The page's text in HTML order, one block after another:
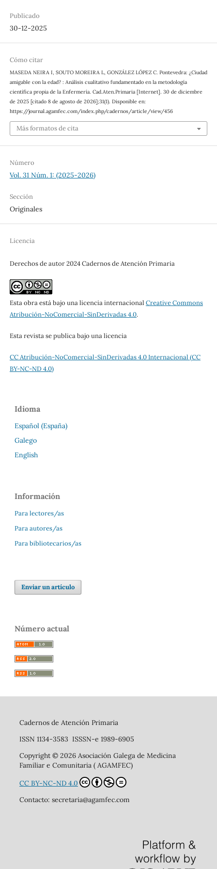
Publicado
30-12-2025
Cómo citar
MASEDA NEIRA I, SOUTO MOREIRA L, GONZÁLEZ LÓPEZ C. Pontevedra: ¿Ciudad
amigable con la edad? : Análisis cualitativo fundamentado en la metodología
científica propia de la Enfermería. Cad.Aten.Primaria [Internet]. 30 de diciembre
de 2025 [citado 8 de agosto de 2026];31(1). Disponible en:
https://journal.agamfec.com/index.php/cadernos/article/view/456
Más formatos de cita
Número
Vol. 31 Núm. 1: (2025-2026)
Sección
Originales
Licencia
Derechos de autor 2024 Cadernos de Atención Primaria
Esta obra está bajo una licencia internacional Creative Commons
Atribución-NoComercial-SinDerivadas 4.0.
Esta revista se publica bajo una licencia
CC Atribución-NoComercial-SinDerivadas 4.0 Internacional (CC
BY-NC-ND 4.0)
Idioma
Español (España)
Galego
English
Información
Para lectores/as
Para autores/as
Para bibliotecarios/as
Enviar un artículo
Número actual
Cadernos de Atención Primaria
ISSN 1134-3583 ISSSN-e 1989-6905
Copyright © 2026 Asociación Galega de Medicina
Familiar e Comunitaria ( AGAMFEC)
CC BY-NC-ND 4.0
Contacto: secretaria@agamfec.com